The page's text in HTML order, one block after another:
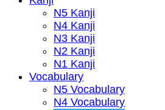
N5 Kanji
N4 Kanji
N3 Kanji
N2 Kanji
N1 Kanji
Vocabulary
N5 Vocabulary
N4 Vocabulary